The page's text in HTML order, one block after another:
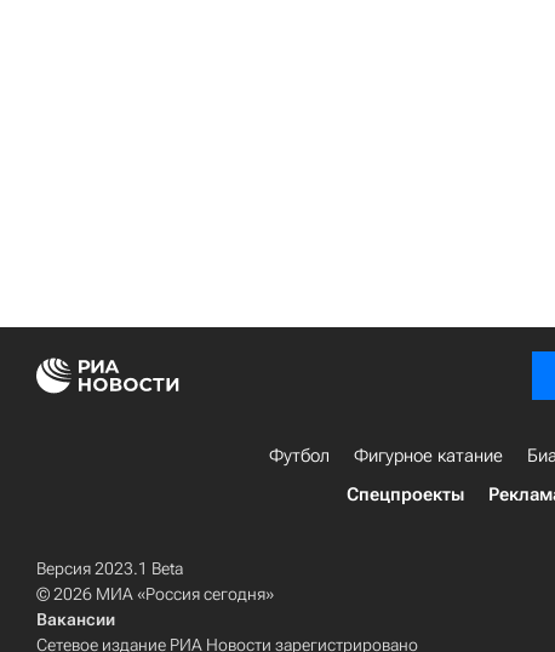
Футбол Фигурное катание
Спецпроекты
Версия 2023.1 Beta
© 2026 МИА «Россия сегодня»
Вакансии
Сетевое издание РИА Новости зарегистрировано